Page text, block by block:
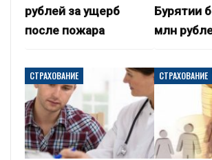
рублей за ущерб
после пожара
Бурятии
млн
СТРАХОВАНИЕ СТРАХОВАНИЕ